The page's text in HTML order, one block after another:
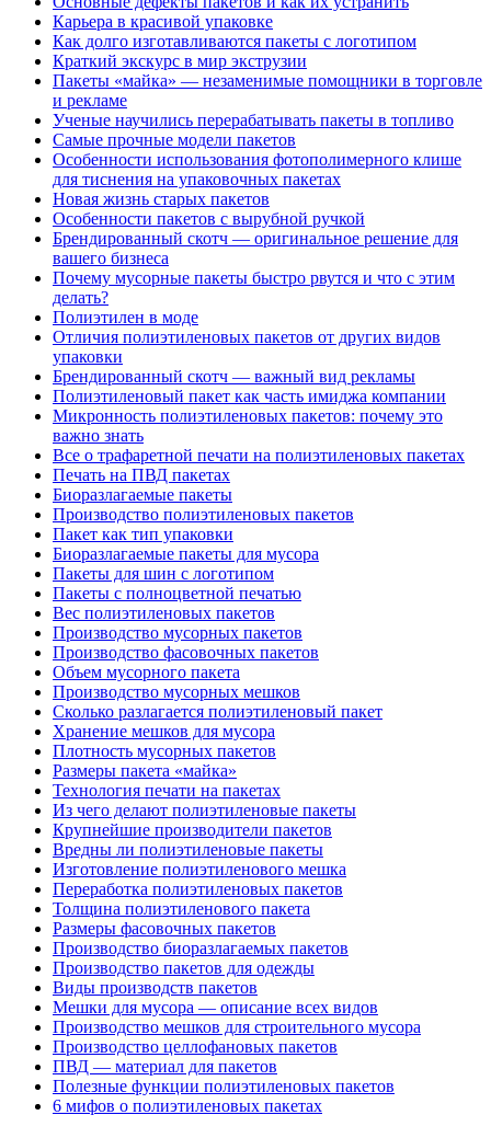
Карьера в красивой упаковке
Как долго изготавливаются пакеты с логотипом
Краткий экскурс в мир экструзии
Пакеты «майка» — незаменимые помощники в торговле
и рекламе
Ученые научились перерабатывать пакеты в топливо
Самые прочные модели пакетов
Особенности использования фотополимерного клише
для тиснения на упаковочных пакетах
Новая жизнь старых пакетов
Особенности пакетов с вырубной ручкой
Брендированный скотч — оригинальное решение для
вашего бизнеса
Почему мусорные пакеты быстро рвутся и что с этим
делать?
Полиэтилен в моде
Отличия полиэтиленовых пакетов от других видов
упаковки
Брендированный скотч — важный вид рекламы
Полиэтиленовый пакет как часть имиджа компании
Микронность полиэтиленовых пакетов: почему это
важно знать
Все о трафаретной печати на полиэтиленовых пакетах
Печать на ПВД пакетах
Биоразлагаемые пакеты
Производство полиэтиленовых пакетов
Пакет как тип упаковки
Биоразлагаемые пакеты для мусора
Пакеты для шин с логотипом
Пакеты с полноцветной печатью
Вес полиэтиленовых пакетов
Производство мусорных пакетов
Производство фасовочных пакетов
Объем мусорного пакета
Производство мусорных мешков
Сколько разлагается полиэтиленовый пакет
Хранение мешков для мусора
Плотность мусорных пакетов
Размеры пакета «майка»
Технология печати на пакетах
Из чего делают полиэтиленовые пакеты
Крупнейшие производители пакетов
Вредны ли полиэтиленовые пакеты
Изготовление полиэтиленового мешка
Переработка полиэтиленовых пакетов
Толщина полиэтиленового пакета
Размеры фасовочных пакетов
Производство биоразлагаемых пакетов
Производство пакетов для одежды
Виды производств пакетов
Мешки для мусора — описание всех видов
Производство мешков для строительного мусора
Производство целлофановых пакетов
ПВД — материал для пакетов
Полезные функции полиэтиленовых пакетов
6 мифов о полиэтиленовых пакетах